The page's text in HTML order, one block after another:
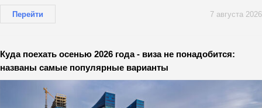
Перейти 7 августа 2026
Куда поехать осенью 2026 года - виза не понадобится:
названы самые популярные варианты